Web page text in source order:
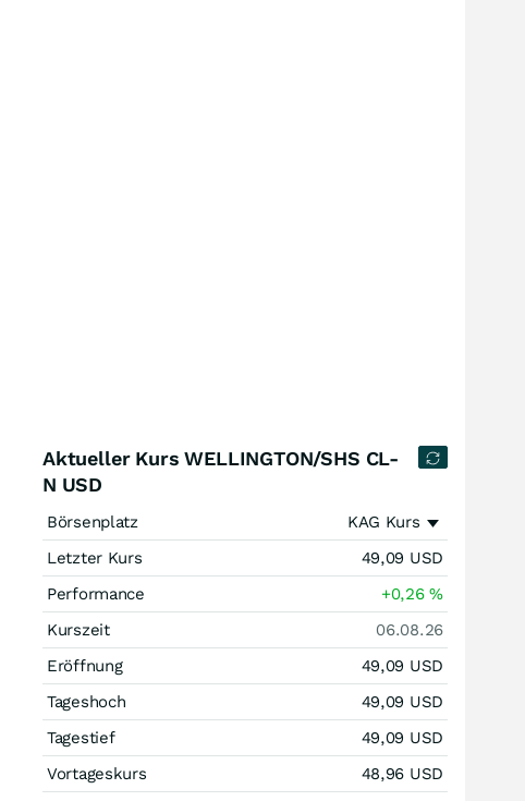
Aktueller Kurs WELLINGTON/SHS CL-
N USD
Börsenplatz
KAG Kurs
Letzter Kurs
49,09 USD
Performance
+0,26%
Kurszeit
06.08.26
Eröffnung
49,09 USD
Tageshoch
49,09 USD
Tagestief
49,09 USD
Vortageskurs
48,96 USD